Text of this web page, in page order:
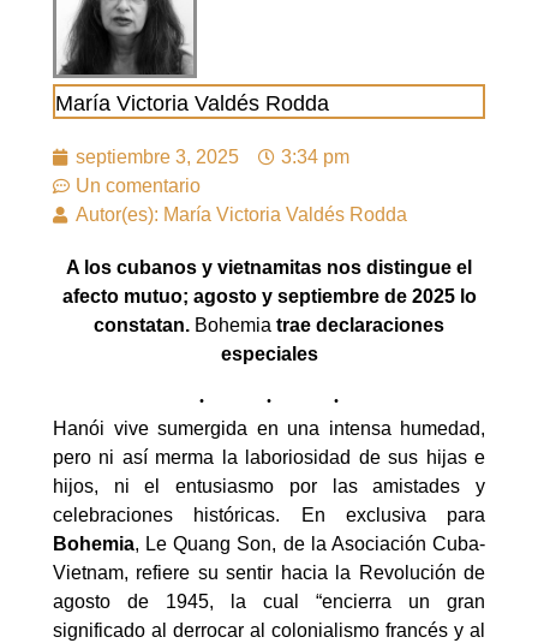
María Victoria Valdés Rodda
septiembre 3, 2025
3:34 pm
Un comentario
Autor(es): María Victoria Valdés Rodda
A los cubanos y vietnamitas nos distingue el
afecto mutuo; agosto y septiembre de 2025 lo
constatan. Bohemia trae declaraciones
especiales
Hanói vive sumergida en una intensa humedad,
pero ni así merma la laboriosidad de sus hijas e
hijos, ni el entusiasmo por las amistades y
celebraciones históricas. En exclusiva para
Bohemia, Le Quang Son, de la Asociación Cuba-
Vietnam, refiere su sentir hacia la Revolución de
agosto de 1945, la cual “encierra un gran
significado al derrocar al colonialismo francés y al